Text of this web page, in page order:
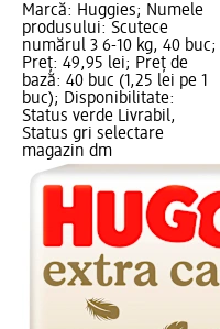
Marcă: Huggies; Numele
produsului: Scutece
numărul 3 6-10 kg, 40 buc;
Preț: 49,95 lei; Preț de
bază: 40 buc (1,25 lei pe 1
buc); Disponibilitate:
Status verde Livrabil,
Status gri selectare
magazin dm